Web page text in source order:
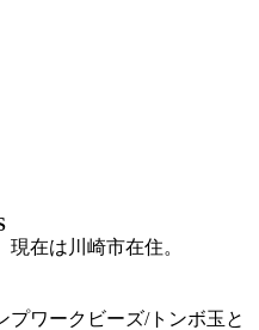
在は川崎市在住。
プワークビーズ/トンボ玉と